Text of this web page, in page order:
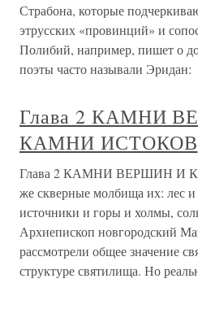
Страбона, которые
этрусских «провинций» и
Полибий, например, пишет о
поэты часто называли Эридан:
Глава 2 КАМНИ
КАМНИ ИСТОКОВ
Глава 2 КАМНИ ВЕРШИН И
же скверные молбища их: лес и
источники и горы и холмы,
Архиепископ новгородский
рассмотрели общее значение
структуре святилища. Но